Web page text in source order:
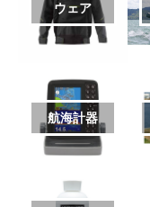
ウェア
航海計器